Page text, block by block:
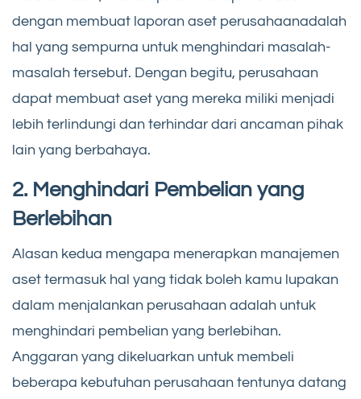
dengan membuat laporan aset perusahaanadalah
hal yang sempurna untuk menghindari masalah-
masalah tersebut. Dengan begitu, perusahaan
dapat membuat aset yang mereka miliki menjadi
lebih terlindungi dan terhindar dari ancaman pihak
lain yang berbahaya.
2. Menghindari Pembelian yang
Berlebihan
Alasan kedua mengapa menerapkan manajemen
aset termasuk hal yang tidak boleh kamu lupakan
dalam menjalankan perusahaan adalah untuk
menghindari pembelian yang berlebihan.
Anggaran yang dikeluarkan untuk membeli
beberapa kebutuhan perusahaan tentunya datang